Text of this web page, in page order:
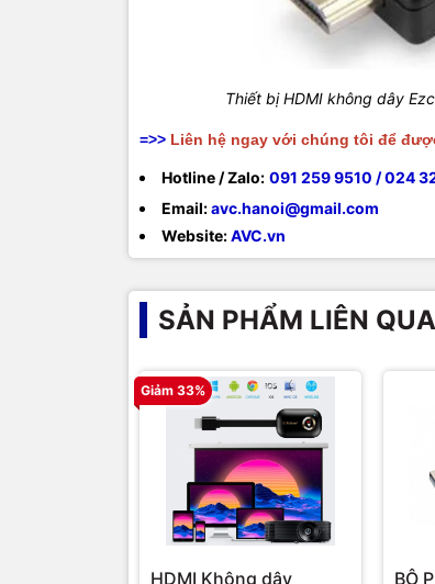
Thiết bị HDMI không dây
=>> Liên hệ ngay với chúng tôi để
Hotline / Zalo: 091 259 9510 / 024
Email:avc.hanoi@gmail.com
Website:AVC.vn
SẢN PHẨM LIÊN
Giảm 33%
HDMI Không dây BỘ